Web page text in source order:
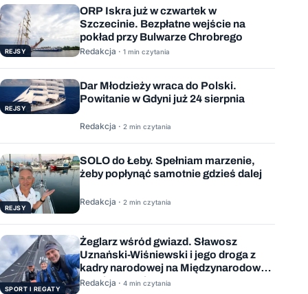
REJSY
ORP Iskra już w czwartek w
Szczecinie. Bezpłatne wejście na
pokład przy Bulwarze Chrobrego
Redakcja · 1 min czytania
REJSY
Dar Młodzieży wraca do Polski.
Powitanie w Gdyni już 24 sierpnia
Redakcja · 2 min czytania
REJSY
SOLO do Łeby. Spełniam marzenie,
żeby popłynąć samotnie gdzieś dalej
Redakcja · 2 min czytania
SPORT I REGATY
Żeglarz wśród gwiazd. Sławosz
Uznański-Wiśniewski i jego droga z
kadry narodowej na Międzynarodową
Stację Kosmiczną
Redakcja · 4 min czytania